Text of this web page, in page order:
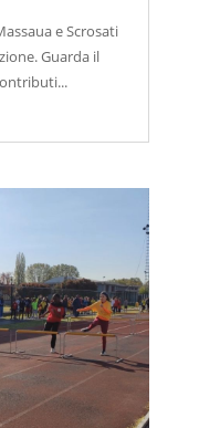
e Scrosati
Guarda il